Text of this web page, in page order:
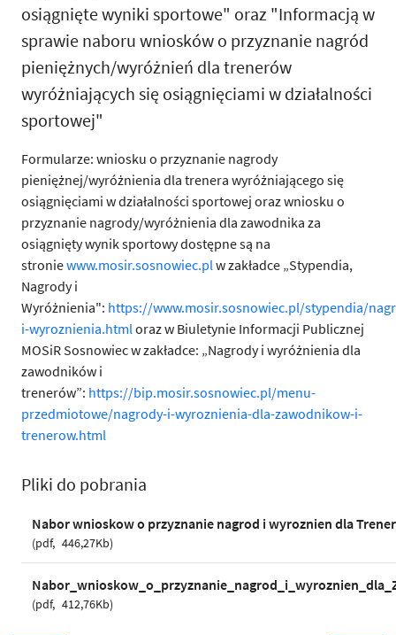
osiągnięte wyniki sportowe" oraz "Informacją w
sprawie naboru wniosków o przyznanie nagród
pieniężnych/wyróżnień dla trenerów
wyróżniających się osiągnięciami w działalności
sportowej"
Formularze: wniosku o przyznanie nagrody
pieniężnej/wyróżnienia dla trenera wyróżniającego się
osiągnięciami w działalności sportowej oraz wniosku o
przyznanie nagrody/wyróżnienia dla zawodnika za
osiągnięty wynik sportowy dostępne są na
stroniewww.mosir.sosnowiec.plw zakładce „Stypendia,
Nagrody i
Wyróżnienia": https://www.mosir.sosnowiec.pl/stypendia/
i-wyroznienia.htmloraz w Biuletynie Informacji Publicznej
MOSiR Sosnowiec w zakładce: „Nagrody i wyróżnienia dla
zawodników i
trenerów”: https://bip.mosir.sosnowiec.pl/menu-
przedmiotowe/nagrody-i-wyroznienia-dla-zawodnikow-i-
trenerow.html
Pliki do pobrania
Nabor wnioskow o przyznanie nagrod i wyroznien dla
pdf 446,27Kb
pdf 412,76Kb